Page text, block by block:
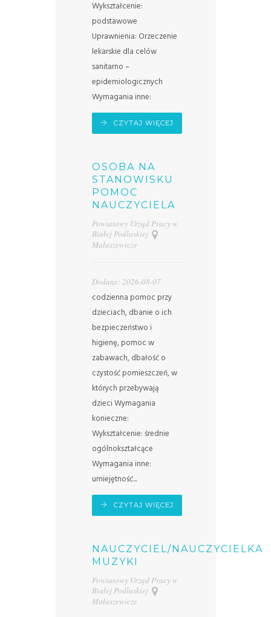
Wykształcenie:
podstawowe
Uprawnienia: Orzeczenie
lekarskie dla celów
sanitarno –
epidemiologicznych
Wymagania inne:
CZYTAJ WIĘCEJ
OSOBA NA
STANOWISKU
POMOC
NAUCZYCIELA
Powiatowy Urząd Pracy w
Białej Podlaskiej
Małaszewicze
Dodane: 2026-08-07
codzienna pomoc przy
dzieciach, dbanie o ich
bezpieczeństwo i
higienę, pomoc w
zabawach, dbałość o
czystość pomieszczeń, w
których przebywają
dzieci Wymagania
konieczne:
Wykształcenie: średnie
ogólnokształcące
Wymagania inne:
umiejętność...
CZYTAJ WIĘCEJ
NAUCZYCIEL/NAUCZYCIELKA
MUZYKI
Powiatowy Urząd Pracy w
Białej Podlaskiej
Małaszewicze